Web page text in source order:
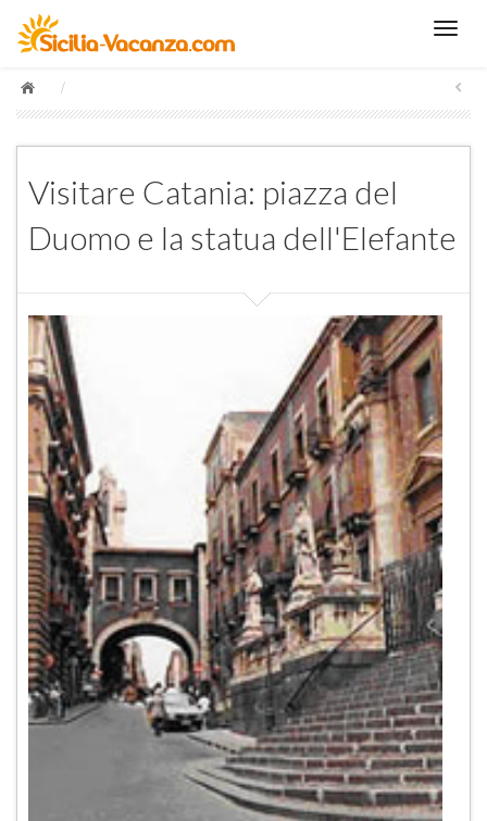
/
Visitare Catania: piazza del
Duomo e la statua dell'Elefante